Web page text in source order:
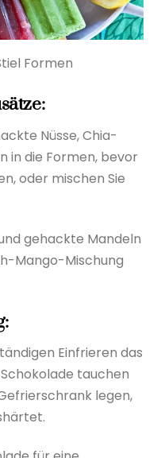
Formen
Nüsse, Chia-
in die Formen, bevor
oder mischen Sie
gehackte Mandeln
Mango-Mischung
Einfrieren das
tauchen
legen,